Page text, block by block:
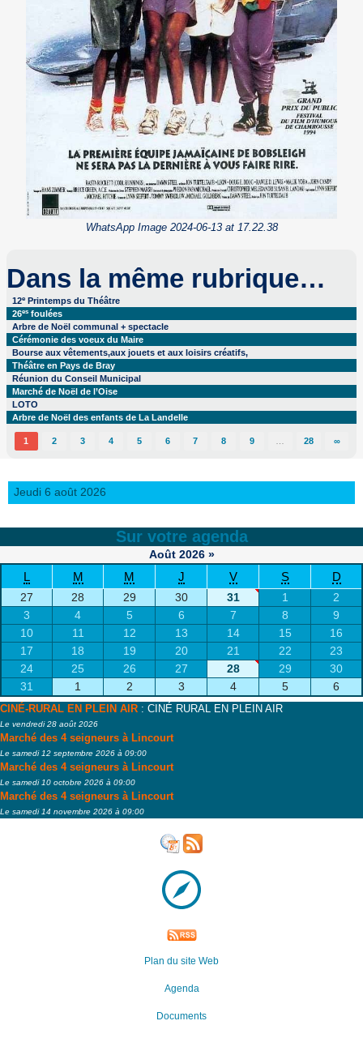
WhatsApp Image 2024-06-13 at 17.22.38
Dans la même rubrique…
12e Printemps du Théâtre
26es foulées
Arbre de Noël communal + spectacle
Cérémonie des voeux du Maire
Bourse aux vêtements,aux jouets et aux loisirs créatifs,
Théâtre en Pays de Bray
Réunion du Conseil Municipal
Marché de Noël de l’Oise
LOTO
Arbre de Noël des enfants de La Landelle
1 2 3 4 5 6 7 8 9 28 ∞
Jeudi 6 août 2026
Sur votre agenda
Août 2026 »
L M M J V S D
27 28 29 30 31 1
2
3
4 5 6 7 8
9
10
11 12 13 14 15
16
17
18 19 20 21 22
23
24
25 26 27 28 29
30
31
1 2 3 4 5 6
CINÉ-RURAL EN PLEIN AIR : CINÉ RURAL EN PLEIN AIR
Le vendredi 28 août 2026
Marché des 4 seigneurs à Lincourt
Le samedi 12 septembre 2026 à 09:00
Marché des 4 seigneurs à Lincourt
Le samedi 10 octobre 2026 à 09:00
Marché des 4 seigneurs à Lincourt
Le samedi 14 novembre 2026 à 09:00
Plan du site Web
Agenda
Documents